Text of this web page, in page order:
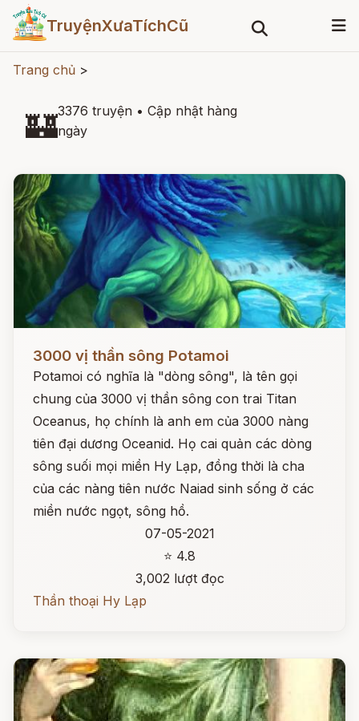
TruyệnXưaTíchCũ
Trang chủ >
🏰3376 truyện • Cập nhật hàng
ngày
3000 vị thần sông Potamoi
Potamoi có nghĩa là "dòng sông", là tên gọi
chung của 3000 vị thần sông con trai Titan
Oceanus, họ chính là anh em của 3000 nàng
tiên đại dương Oceanid. Họ cai quản các dòng
sông suối mọi miền Hy Lạp, đồng thời là cha
của các nàng tiên nước Naiad sinh sống ở các
miền nước ngọt, sông hồ.
07-05-2021
⭐ 4.8
3,002 lượt đọc
Thần thoại Hy Lạp